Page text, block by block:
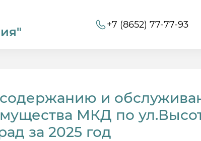
+7 (8652) 77-77-93
и
МКД по
за 2025 год